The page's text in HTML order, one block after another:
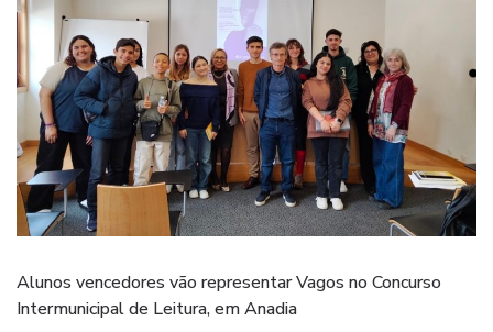
Alunos vencedores vão representar Vagos no Concurso
Intermunicipal de Leitura, em Anadia